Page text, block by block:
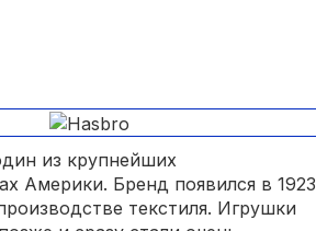
из крупнейших
Америки. Бренд появился в 1923
текстиля. Игрушки